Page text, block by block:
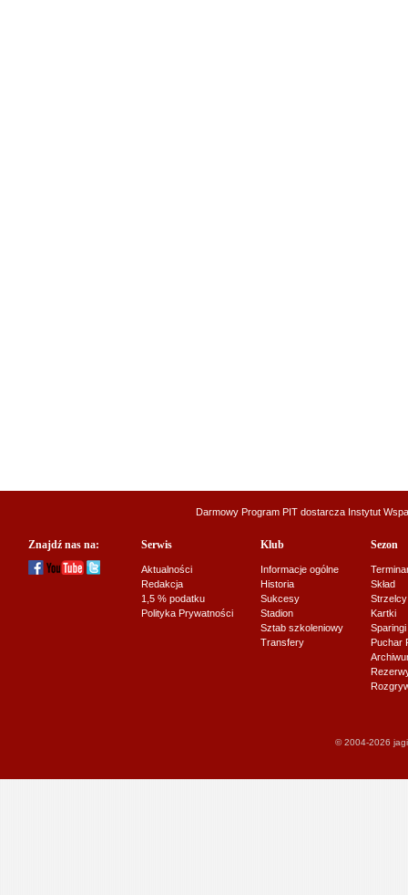
Darmowy Program PIT dostarcza Instytut
Znajdź nas na: Serwis
Aktualności
Redakcja
1,5 % podatku
Polityka Prywatności
Klub
Informacje ogólne
Historia
Sukcesy
Stadion
Sztab szkoleniowy
Transfery
Sezon
Skład
Strzelcy
Kartki
Sparingi
Puchar
© 2004-2026